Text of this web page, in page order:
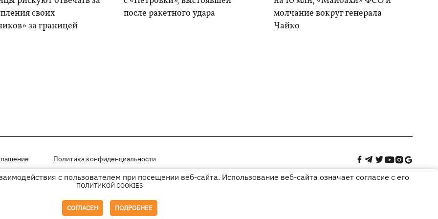
своих
за границей
после ракетного удара
молчание вокруг генерала
Чайко
Политика конфиденциальности
на правах рекламыс пользователем при посещении веб-сайта. Использование веб-сайта означает согласие с его
ПОЛИТИКОЙ COOKIES
СОГЛАСЕН ПОДРОБНЕЕ